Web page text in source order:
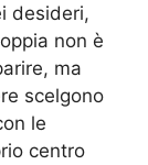
desideri,
non è
ma
scelgono
le
centro